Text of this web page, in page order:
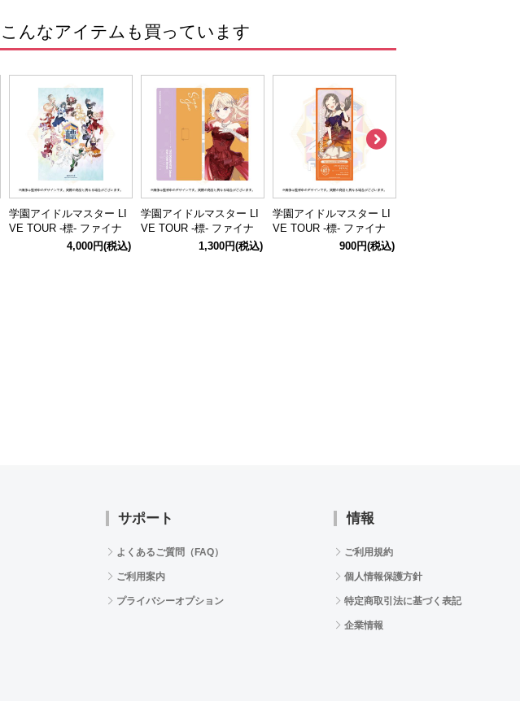
んなアイテムも買っています
学園アイドルマスター LI
VE TOUR -標- ファイナ
ル公演 公式パンフレット
4,000円(税込)
学園アイドルマスター LI
VE TOUR -標- ファイナ
ル公演 公式ステッカー付
1,300円(税込)
学園アイドルマスター LI
VE TOUR -標- ファイナ
ル公演 公式ホログラムク
900円(税込)
サポート
よくあるご質問（FAQ）
ご利用案内
プライバシーオプション
情報
ご利用規約
個人情報保護方針
特定商取引法に基づく表記
企業情報